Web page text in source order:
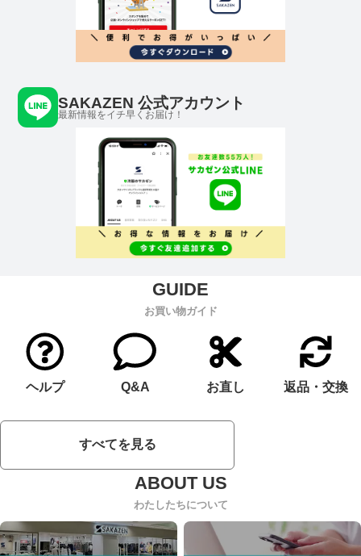
SAKAZEN 公式アカウント
最新情報をイチ早くお届け！
お買い物ガイド
ヘルプ Q&A お直し 返品・交換
すべてを見る
わたしたちについて